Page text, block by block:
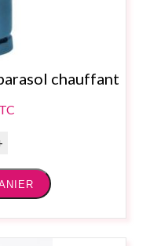
chauffant